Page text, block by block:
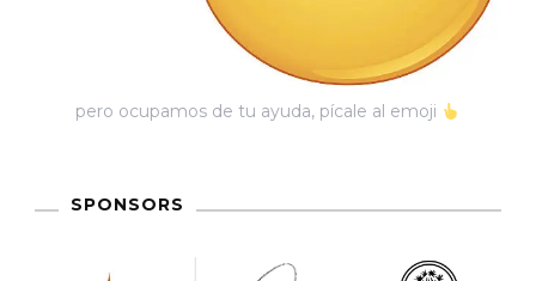
pero ocupamos de tu ayuda, pícale al emoji
SPONSORS